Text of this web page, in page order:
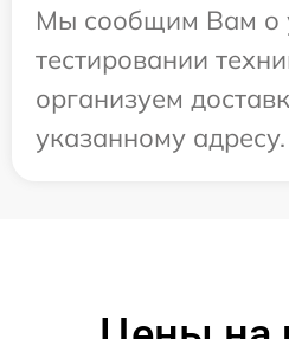
Мы сообщим Вам о
тестировании
организуем
указанному адресу.